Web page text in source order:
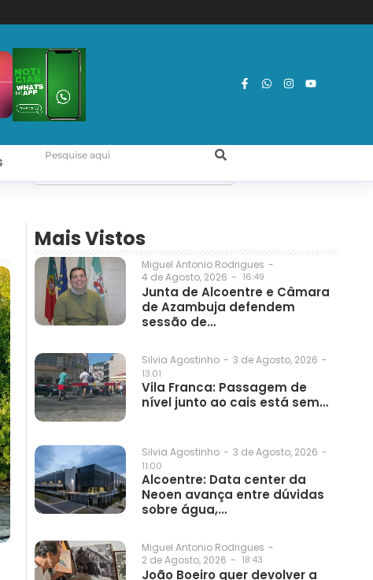
Mais Vistos
Miguel Antonio Rodrigues -
4 de Agosto, 2026 - 16:49
Junta de Alcoentre e Câmara
de Azambuja defendem
sessão de…
Silvia Agostinho - 3 de Agosto, 2026 -
13:01
Vila Franca: Passagem de
nível junto ao cais está sem…
Silvia Agostinho - 3 de Agosto, 2026 -
11:00
Alcoentre: Data center da
Neoen avança entre dúvidas
sobre água,…
Miguel Antonio Rodrigues -
2 de Agosto, 2026 - 18:43
João Boeiro quer devolver a